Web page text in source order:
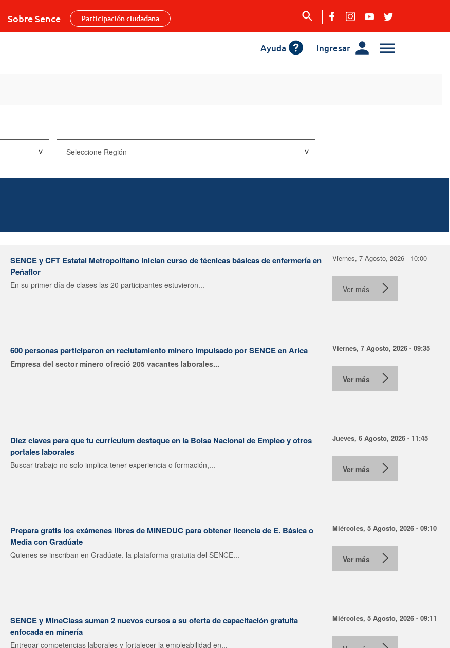
Sobre Sence Participación ciudadana
Ingresar
Ayuda
SENCE y CFT Estatal Metropolitano inician curso de técnicas básicas de enfermería en
Peñaflor
En su primer día de clases las 20 participantes estuvieron...
Viernes, 7 Agosto, 2026 - 10:00
Ver más
600 personas participaron en reclutamiento minero impulsado por SENCE en Arica
Empresa del sector minero ofreció 205 vacantes laborales...
Viernes, 7 Agosto, 2026 - 09:35
Ver más
Diez claves para que tu currículum destaque en la Bolsa Nacional de Empleo y otros
portales laborales
Buscar trabajo no solo implica tener experiencia o formación,...
Jueves, 6 Agosto, 2026 - 11:45
Ver más
Prepara gratis los exámenes libres de MINEDUC para obtener licencia de E. Básica o
Media con Gradúate
Quienes se inscriban en Gradúate, la plataforma gratuita del SENCE...
Miércoles, 5 Agosto, 2026 - 09:10
Ver más
SENCE y MineClass suman 2 nuevos cursos a su oferta de capacitación gratuita
enfocada en minería
Entregar competencias laborales y fortalecer la empleabilidad en...
Miércoles, 5 Agosto, 2026 - 09:11